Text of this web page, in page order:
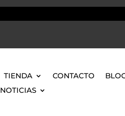
TIENDA CONTACTO
NOTICIAS